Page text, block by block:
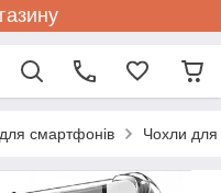
смартфонів Чохли